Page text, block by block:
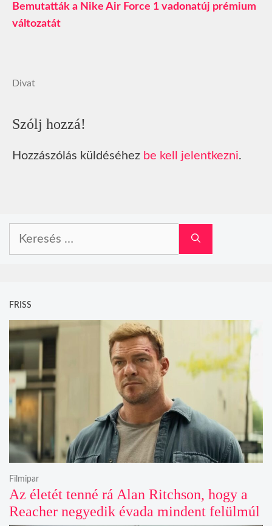
Bemutatták a Nike Air Force 1 vadonatúj prémium
változatát
Divat
Szólj hozzá!
Hozzászólás küldéséhez be kell jelentkezni.
FRISS
Az életét tenné rá Alan Ritchson, hogy a
Reacher negyedik évada mindent felülmúl
Filmipar